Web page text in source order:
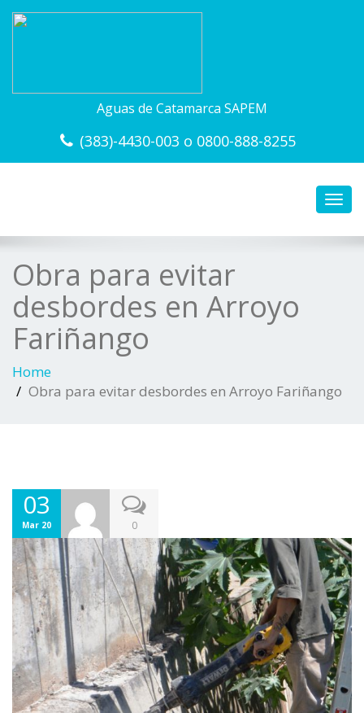
Aguas de Catamarca SAPEM
(383)-4430-003 o 0800-888-8255
Obra para evitar
desbordes en Arroyo
Fariñango
Home
Obra para evitar desbordes en Arroyo Fariñango
03
Mar 20 0